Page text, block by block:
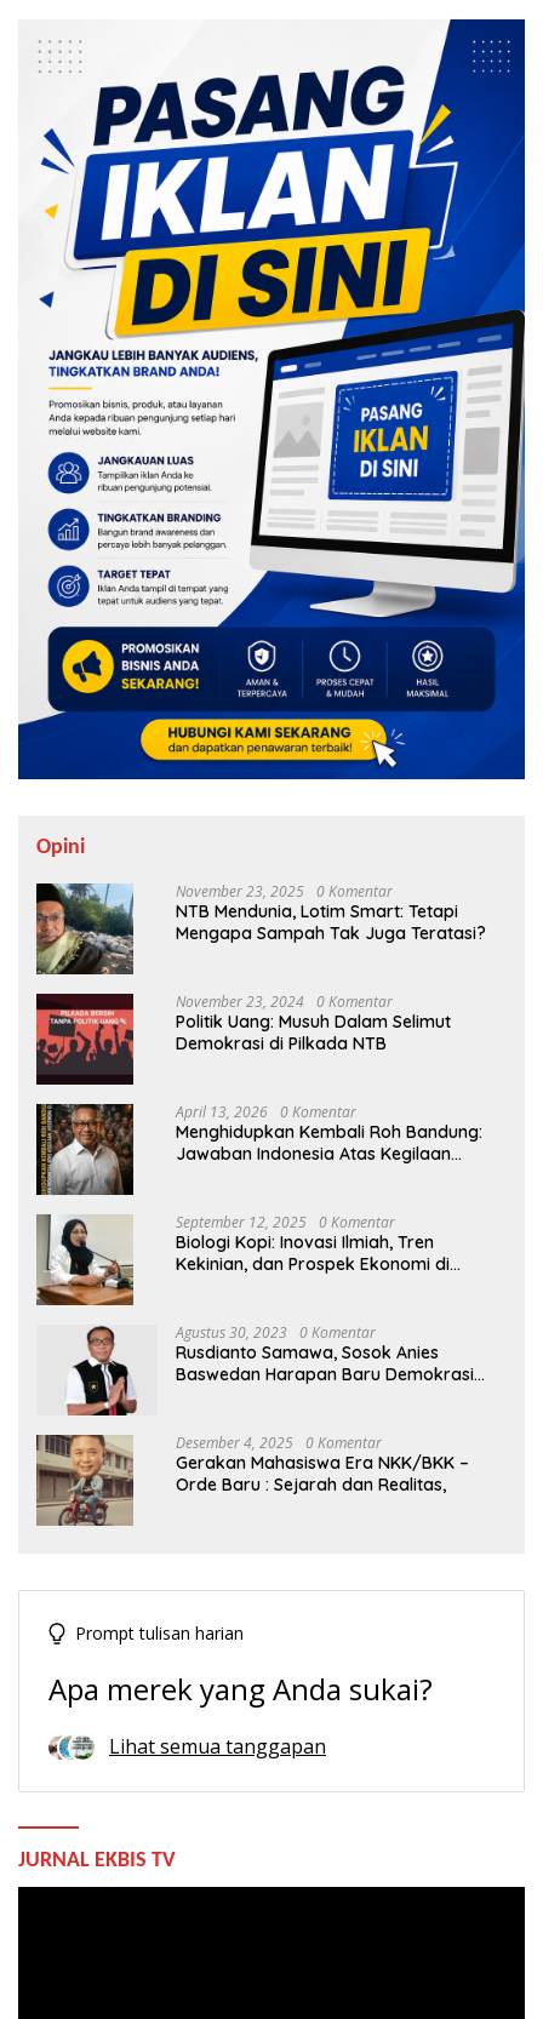
Opini
November 23, 2025 0 Komentar
NTB Mendunia, Lotim Smart: Tetapi
Mengapa Sampah Tak Juga Teratasi?
November 23, 2024 0 Komentar
Politik Uang: Musuh Dalam Selimut
Demokrasi di Pilkada NTB
April 13, 2026 0 Komentar
Menghidupkan Kembali Roh Bandung:
Jawaban Indonesia Atas Kegilaan
September 12, 2025 0 Komentar
Biologi Kopi: Inovasi Ilmiah, Tren
Kekinian, dan Prospek Ekonomi di
Agustus 30, 2023 0 Komentar
Rusdianto Samawa, Sosok Anies
Baswedan Harapan Baru Demokrasi
Desember 4, 2025 0 Komentar
Gerakan Mahasiswa Era NKK/BKK –
Orde Baru : Sejarah dan Realitas,
Prompt tulisan harian
Apa merek yang Anda sukai?
Lihat semua tanggapan
JURNAL EKBIS TV